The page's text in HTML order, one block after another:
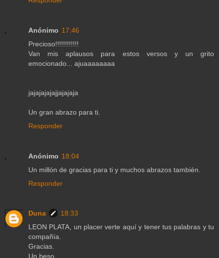
Anónimo 17:46
Precioso!!!!!!!!!!!!
Van mis aplausos para estos versos y un grito
emocionado... ajuaaaaaaaa
jajajajajajjajajaja
Un gran abrazo para ti.
Responder
Anónimo 18:04
Un millón de gracias para ti y muchos abrazos también.
Responder
Duna
18:33
LEON PLATA, un placer verte aquí y tener tus palabras y tu
compañía.
Gracias.
Un beso